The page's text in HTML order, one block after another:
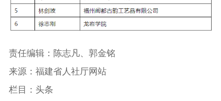
责任编辑：陈志凡、郭金铭
来源：福建省人社厅网站
栏目：头条